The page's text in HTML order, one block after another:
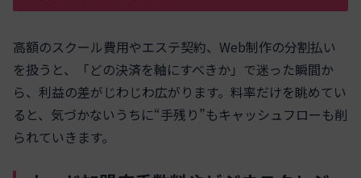
高額のスクール費用やエステ契約、Web制作の分割払い
を扱うと、「どの決済を軸にすべきか」で迷った瞬間か
ら、利益の差がじわじわ広がります。料率だけを眺めてい
ると、気づかないうちに“手残り”もキャッシュフローも削
られていきます。